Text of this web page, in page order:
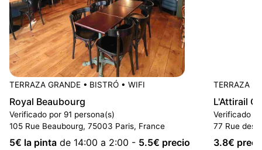
TERRAZA GRANDE • BISTRÓ • WIFI
Royal Beaubourg
Verificado por 91 persona(s)
105 Rue Beaubourg, 75003 Paris, France
5€ la pinta de 14:00 a 2:00 - 5.5€ precio
TERRAZA
L'Attirail
Verificado
77 Rue des
3.8€